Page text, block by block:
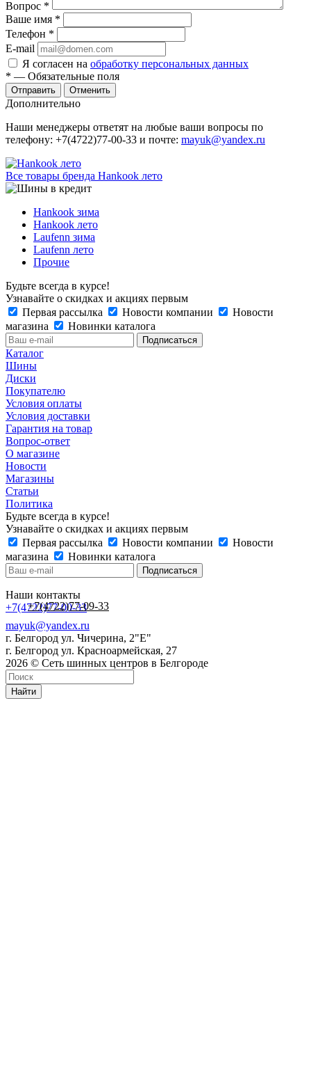
Вопрос *
Ваше имя *
Телефон *
E-mail
Я согласен на обработку персональных данных
* — Обязательные поля
Отменить
Дополнительно
Наши менеджеры ответят на любые ваши вопросы по
телефону: +7(4722)77-00-33 и почте: mayuk@yandex.ru
Все товары бренда Hankook лето
Hankook зима
Hankook лето
Laufenn зима
Laufenn лето
Прочие
Будьте всегда в курсе!
Узнавайте о скидках и акциях первым
Первая рассылка
Новости компании
Новости
магазина
Новинки каталога
Каталог
Шины
Диски
Покупателю
Условия оплаты
Условия доставки
Гарантия на товар
Вопрос-ответ
О магазине
Новости
Магазины
Статьи
Политика
Будьте всегда в курсе!
Узнавайте о скидках и акциях первым
Первая рассылка
Новости компании
Новости
магазина
Новинки каталога
Наши контакты
+7(4722)77-00-33
+7(4722)77-09-33
mayuk@yandex.ru
г. Белгород ул. Чичерина, 2"Е"
г. Белгород ул. Красноармейская, 27
2026 © Сеть шинных центров в Белгороде
Найти